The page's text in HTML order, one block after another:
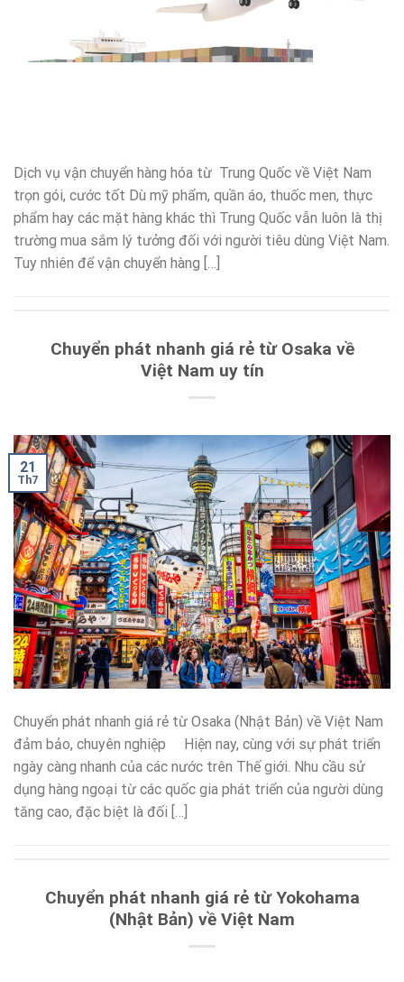
Dịch vụ vận chuyển hàng hóa từ Trung Quốc về Việt Nam
trọn gói, cước tốt Dù mỹ phẩm, quần áo, thuốc men, thực
phẩm hay các mặt hàng khác thì Trung Quốc vẫn luôn là thị
trường mua sắm lý tưởng đối với người tiêu dùng Việt Nam.
Tuy nhiên để vận chuyển hàng […]
Chuyển phát nhanh giá rẻ từ Osaka về
Việt Nam uy tín
21
Th7
Chuyển phát nhanh giá rẻ từ Osaka (Nhật Bản) về Việt Nam
đảm bảo, chuyên nghiệp Hiện nay, cùng với sự phát triển
ngày càng nhanh của các nước trên Thế giới. Nhu cầu sử
dụng hàng ngoại từ các quốc gia phát triển của người dùng
tăng cao, đặc biệt là đối […]
Chuyển phát nhanh giá rẻ từ Yokohama
(Nhật Bản) về Việt Nam